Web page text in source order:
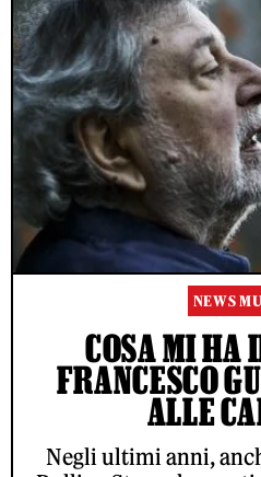
NEWS
COSA MI HA
FRANCESCO
ALLE
Negli ultimi anni,